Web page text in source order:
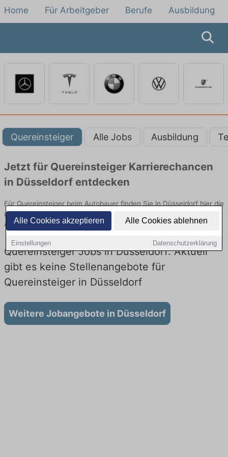
Alle Cookies akzeptieren Alle Cookies ablehnen
Einstellungen Datenschutzerklärung
Home Für Arbeitgeber Berufe Ausbildung
Quereinsteiger Alle Jobs Ausbildung
Jetzt für Quereinsteiger Karrierechancen
in Düsseldorf entdecken
Für Quereinsteiger beim Autobauer finden Sie in Düsseldorf hier die
aktuellsten Angebote. Entdecken Sie freie Optionen von Top-
Arbeitgebern und bewerben Sie sich noch heute.
Quereinsteiger Jobs in Düsseldorf: Aktuell
gibt es keine Stellenangebote für
Quereinsteiger in Düsseldorf
Weitere Jobangebote in Düsseldorf